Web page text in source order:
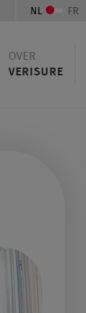
NL FR
VERISURE
OVER